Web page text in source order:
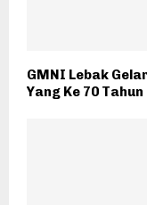
GMNI Lebak
Yang Ke 70 Tahun